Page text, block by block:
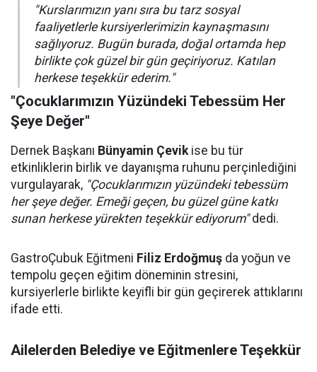
"Kurslarımızın yanı sıra bu tarz sosyal
faaliyetlerle kursiyerlerimizin kaynaşmasını
sağlıyoruz. Bugün burada, doğal ortamda hep
birlikte çok güzel bir gün geçiriyoruz. Katılan
herkese teşekkür ederim."
"Çocuklarımızın Yüzündeki Tebessüm Her
Şeye Değer"
Dernek Başkanı Bünyamin Çevikise bu tür
etkinliklerin birlik ve dayanışma ruhunu perçinlediğini
vurgulayarak, "Çocuklarımızın yüzündeki tebessüm
her şeye değer. Emeği geçen, bu güzel güne katkı
sunan herkese yürekten teşekkür ediyorum"dedi.
GastroÇubuk Eğitmeni Filiz Erdoğmuş da yoğun ve
tempolu geçen eğitim döneminin stresini,
kursiyerlerle birlikte keyifli bir gün geçirerek attıklarını
ifade etti.
Ailelerden Belediye ve Eğitmenlere Teşekkür